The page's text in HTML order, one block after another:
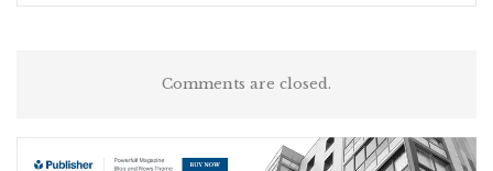
Comments are closed.